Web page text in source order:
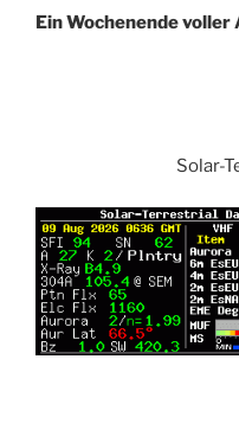
Beitrag
Ein Wochenende
Solar-